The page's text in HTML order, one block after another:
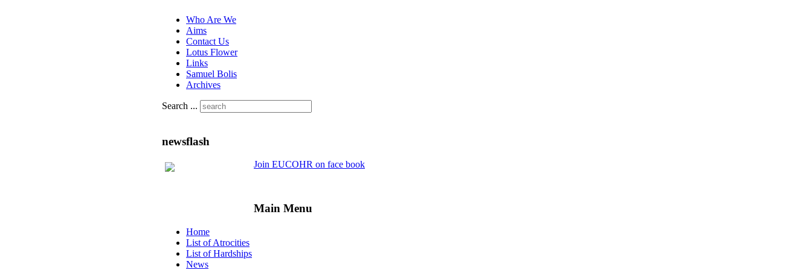
Who Are We
Aims
Contact Us
Lotus Flower
Links
Samuel Bolis
Archives
Search ...
newsflash
Join EUCOHR on face book
Main Menu
Home
List of Atrocities
List of Hardships
News